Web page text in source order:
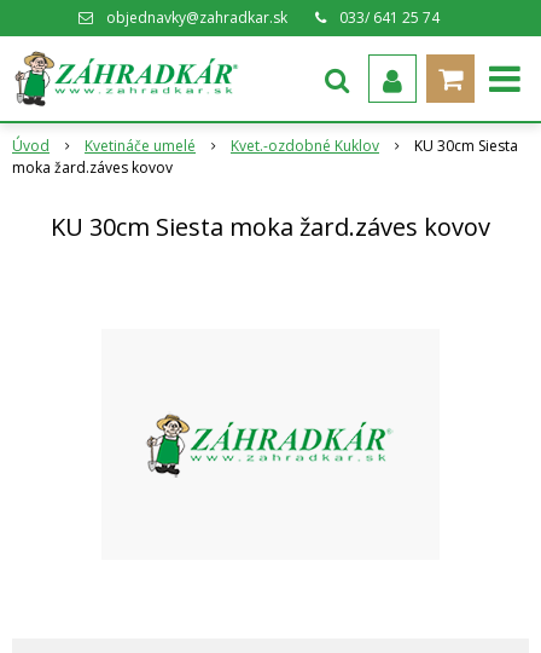
objednavky@zahradkar.sk 033/ 641 25 74
Úvod Kvetináče umelé Kvet.-ozdobné Kuklov
KU 30cm Siesta
moka žard.záves kovov
KU 30cm Siesta moka žard.záves kovov